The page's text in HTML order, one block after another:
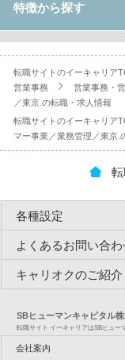
特徴から探す
転職サイトのイーキャリア
営業事務
営業事務・
／東京.の転職・求人情報
転職サイトのイーキャリア
マー事業／業務管理／東京.
各種設定
よくあるお問い合わ
キャリオクのご紹介
SBヒューマンキャピタル
転職サイト イーキャリアはSBヒュー
会社案内